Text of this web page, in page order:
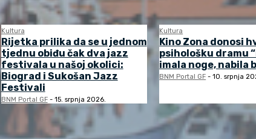
Kultura
Rijetka prilika da se u jednom
tjednu obiđu čak dva jazz
festivala u našoj okolici:
Biograd i Sukošan Jazz
Festivali
BNM Portal GF - 15. srpnja 2026.
Kultura
Kino Zona donosi
psihološku dramu
imala noge, nabila
BNM Portal GF - 10. srpnja